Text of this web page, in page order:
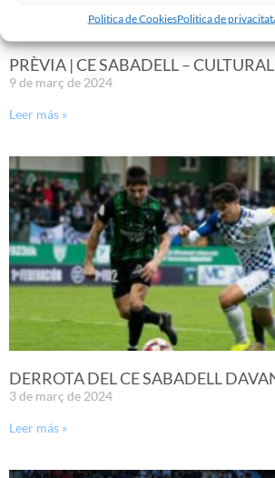
Politica de CookiesPolitica de privacitat
PRÈVIA | CE SABADELL –
9 de març de 2024
Leer más »
DERROTA DEL CE SABADELL
3 de març de 2024
Leer más »